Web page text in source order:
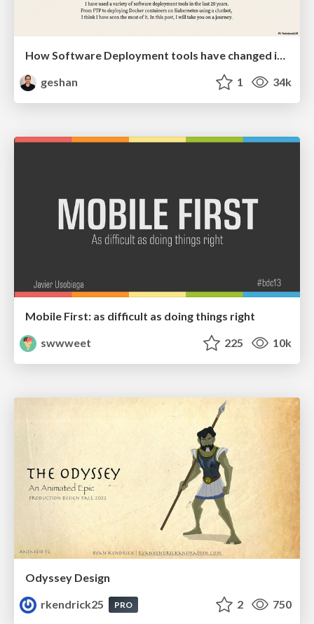
How Software Deployment tools have changed in the past 20 years
geshan
1 34k
Mobile First: as difficult as doing things right
swwweet
225 10k
Odyssey Design
rkendrick25
PRO 2 750